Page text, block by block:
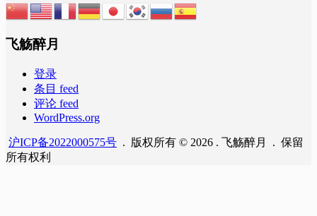
飞觞醉月
登录
条目 feed
评论 feed
WordPress.org
沪ICP备2022000575号 . 版权所有 © 2026 . 飞觞醉月 . 保留
所有权利